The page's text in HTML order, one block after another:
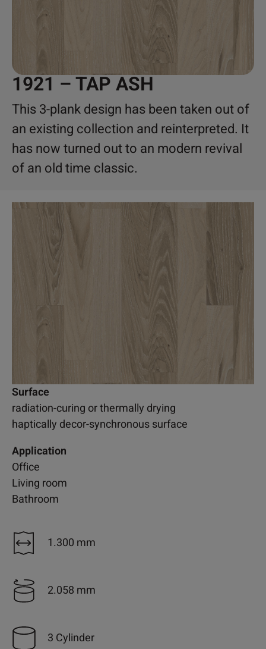
1921 – TAP ASH
This 3-plank design has been taken out of
an existing collection and reinterpreted. It
has now turned out to an modern revival
of an old time classic.
Surface
radiation-curing or thermally drying
haptically decor-synchronous surface
Application
Office
Living room
Bathroom
1.300 mm
2.058 mm
3 Cylinder